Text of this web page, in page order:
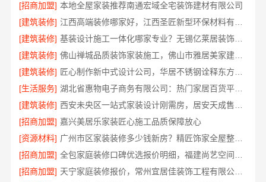
[招商加盟] 本地全屋家装推荐南通宏域全宅装饰建材有限公司
[建筑装修]
[建筑装修]
基装设计施工一体化哪家专业？无锡亿莱居装饰工程材料有限公司专业可靠
[建筑装修]
佛山禅城品质装饰家装施工，佛山市雅居美家建筑装饰工程有限公司
[建筑装修]
[生活服务]
湖北省惠物电子商务有限公司：热门家居百货平台优势
[建筑装修]
[招商加盟] 嘉兴美居乐家装匠心施工品质保障放心
[资源材料]
广州市区家装装修多少钱新房？精匠饰家全屋整装价格明
[招商加盟]
[招商加盟]
天宁家庭装修报价，常州宜居佳装饰工程有限公司透明无增项